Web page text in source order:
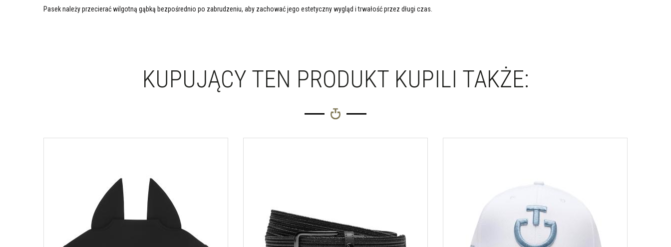
Pasek należy przecierać wilgotną gąbką bezpośrednio po zabrudzeniu, aby zachować jego estetyczny wygląd i trwałość przez długi czas.
KUPUJĄCY TEN PRODUKT KUPILI TAKŻE: